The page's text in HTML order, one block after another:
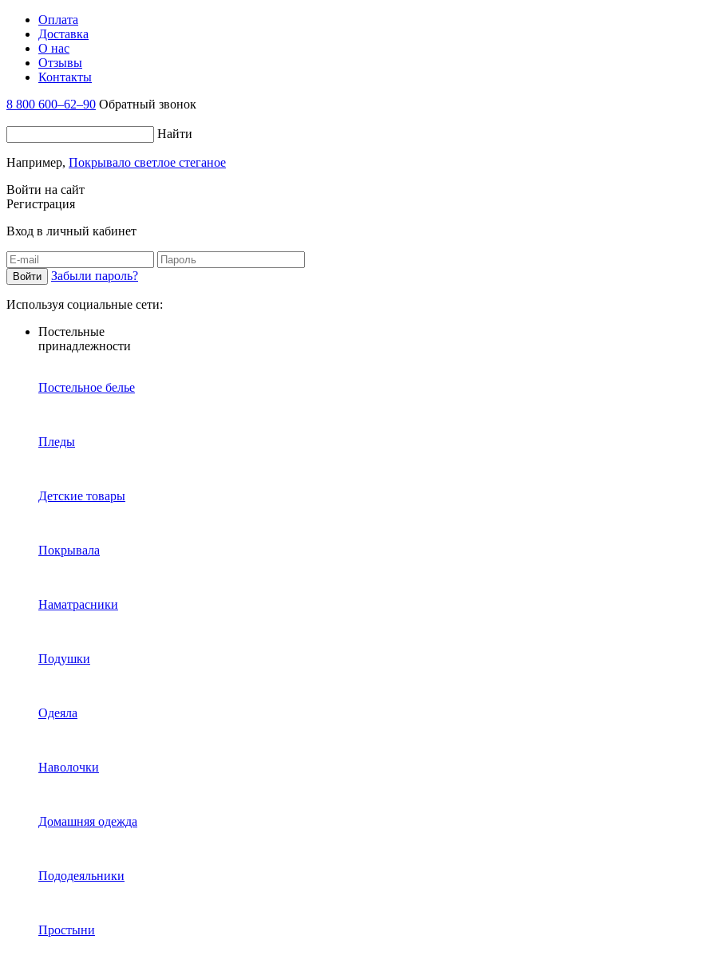
Оплата
Доставка
О нас
Отзывы
Контакты
8 800 600–62–90 Обратный звонок
Найти
Например, Покрывало светлое стеганое
Войти на сайт
Регистрация
Вход в личный кабинет
Забыли пароль?
Используя социальные сети:
Постельные
принадлежности
Постельное белье
Пледы
Детские товары
Покрывала
Наматрасники
Подушки
Одеяла
Наволочки
Домашняя одежда
Пододеяльники
Простыни